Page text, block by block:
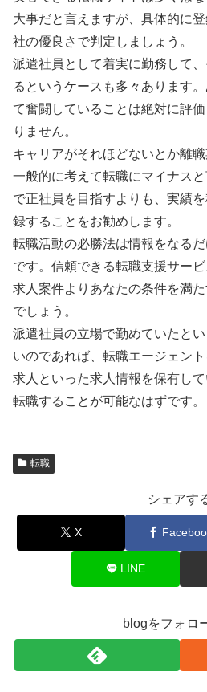
大事だと言えますが、具体的に
社の優良さで判定しましょう。
派遣社員として着実に勤務して
るというケースも多々あります
て奮闘していることは絶対に評
りません。
キャリアがそれほどないとか離
一般的に考えて転職にマイナス
で正社員を目指すよりも、実績
録することをお勧めします。
転職活動の必勝法は情報をなる
です。信頼できる転職支援サー
求人案件よりあなたの条件を満
でしょう。
派遣社員の立場で勤めていたと
いのであれば、転職エージェン
求人といった求人情報を保有し
転職することが可能なはずです。
転職
シェアす
X
LINE
blogをフォロ